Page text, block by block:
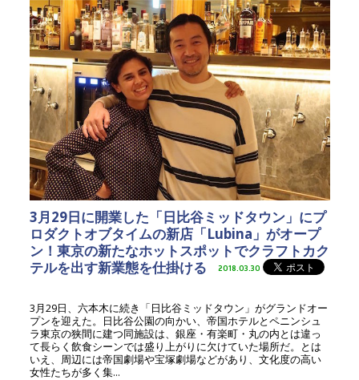
3月29日に開業した「日比谷ミッドタウン」にプ
ロダクトオブタイムの新店「Lubina」がオープ
ン！東京の新たなホットスポットでクラフトカク
テルを出す新業態を仕掛ける
2018.03.30
3月29日、六本木に続き「日比谷ミッドタウン」がグランドオー
プンを迎えた。日比谷公園の向かい、帝国ホテルとペニンシュ
ラ東京の狭間に建つ同施設は、銀座・有楽町・丸の内とは違っ
て長らく飲食シーンでは盛り上がりに欠けていた場所だ。とは
いえ、周辺には帝国劇場や宝塚劇場などがあり、文化度の高い
女性たちが多く集...